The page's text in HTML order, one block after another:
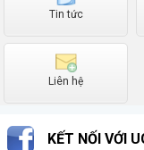
Tin tức
Liên hệ
KẾT NỐI VỚI